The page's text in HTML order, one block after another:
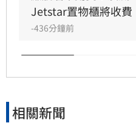
前往山區或海邊，並
握最新防災資訊，共同
Jetstar置物櫃將收費
-436分鐘前
相關新聞